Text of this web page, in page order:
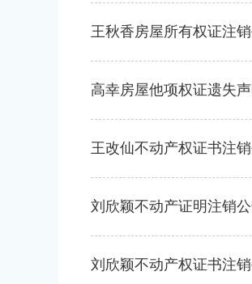
王秋香房屋所有权证注
高幸房屋他项权证遗失声
王改仙不动产权证书注
刘欣颖不动产证明注销
刘欣颖不动产权证书注